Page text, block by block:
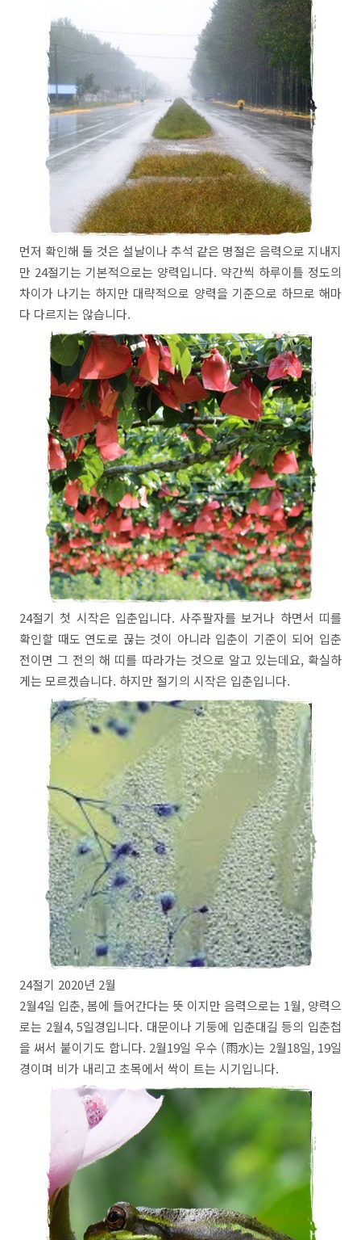
먼저 확인해 둘 것은 설날이나 추석 같은 명절은 음력으로 지내지
만 24절기는 기본적으로는 양력입니다. 약간씩 하루이틀 정도의
차이가 나기는 하지만 대략적으로 양력을 기준으로 하므로 해마
다 다르지는 않습니다.
24절기 첫 시작은 입춘입니다. 사주팔자를 보거나 하면서 띠를
확인할 때도 연도로 끊는 것이 아니라 입춘이 기준이 되어 입춘
전이면 그 전의 해 띠를 따라가는 것으로 알고 있는데요, 확실하
게는 모르겠습니다. 하지만 절기의 시작은 입춘입니다.
24절기 2020년 2월
2월4일 입춘, 봄에 들어간다는 뜻 이지만 음력으로는 1월, 양력으
로는 2월4, 5일경입니다. 대문이나 기둥에 입춘대길 등의 입춘첩
을 써서 붙이기도 합니다. 2월19일 우수 (雨水)는 2월18일, 19일
경이며 비가 내리고 초목에서 싹이 트는 시기입니다.